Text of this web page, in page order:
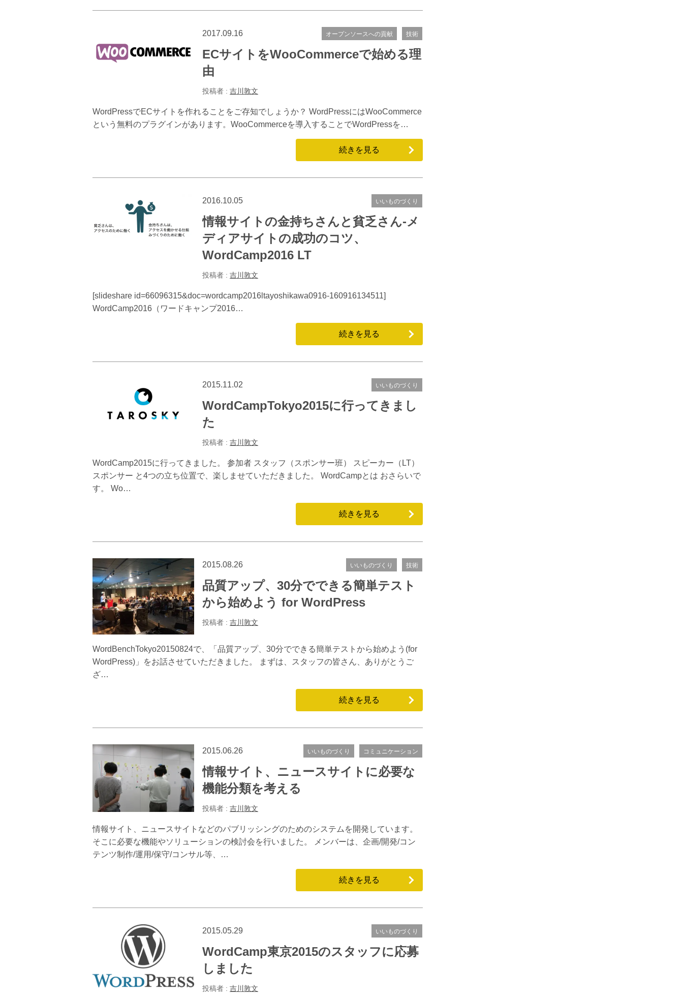
2017.09.16 オープンソースへの貢献 技術
ECサイトをWooCommerceで始める理
由
投稿者 : 吉川敦文
WordPressでECサイトを作れることをご存知でしょうか？ WordPressにはWooCommerce
という無料のプラグインがあります。WooCommerceを導入することでWordPressを…
続きを見る
2016.10.05 いいものづくり
情報サイトの金持ちさんと貧乏さん-メ
ディアサイトの成功のコツ、
WordCamp2016 LT
投稿者 : 吉川敦文
[slideshare id=66096315&doc=wordcamp2016ltayoshikawa0916-160916134511]
WordCamp2016（ワードキャンプ2016…
続きを見る
2015.11.02 いいものづくり
WordCampTokyo2015に行ってきまし
た
投稿者 : 吉川敦文
WordCamp2015に行ってきました。 参加者 スタッフ（スポンサー班） スピーカー（LT）
スポンサー と4つの立ち位置で、楽しませていただきました。 WordCampとは おさらいで
す。 Wo…
続きを見る
2015.08.26 いいものづくり 技術
品質アップ、30分でできる簡単テスト
から始めよう for WordPress
投稿者 : 吉川敦文
WordBenchTokyo20150824で、「品質アップ、30分でできる簡単テストから始めよう(for
WordPress)」をお話させていただきました。 まずは、スタッフの皆さん、ありがとうご
ざ…
続きを見る
2015.06.26 いいものづくり コミュニケーション
情報サイト、ニュースサイトに必要な
機能分類を考える
投稿者 : 吉川敦文
情報サイト、ニュースサイトなどのパブリッシングのためのシステムを開発しています。
そこに必要な機能やソリューションの検討会を行いました。 メンバーは、企画/開発/コン
テンツ制作/運用/保守/コンサル等、…
続きを見る
2015.05.29 いいものづくり
WordCamp東京2015のスタッフに応募
しました
投稿者 : 吉川敦文